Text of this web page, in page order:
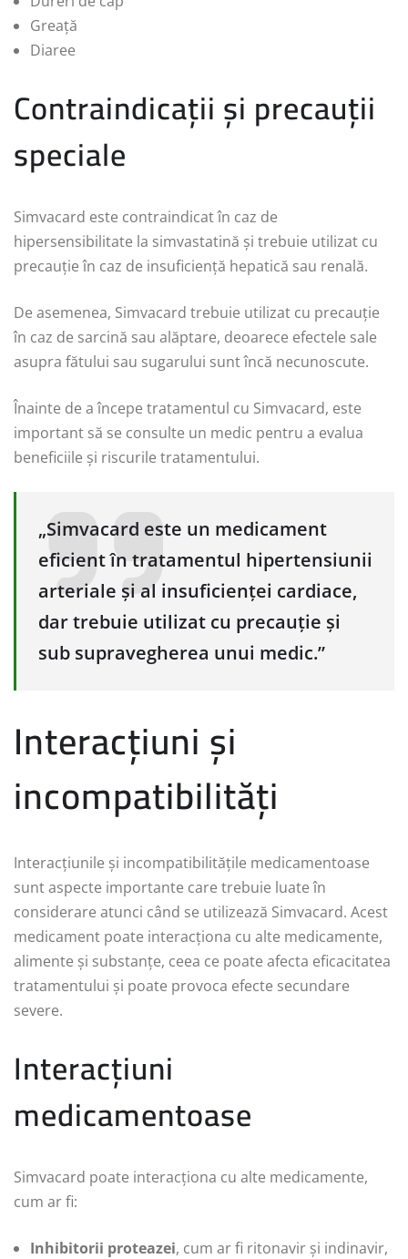
Greață
Diaree
Contraindicații și precauții
speciale
Simvacard este contraindicat în caz de
hipersensibilitate la simvastatină și trebuie utilizat cu
precauție în caz de insuficiență hepatică sau renală.
De asemenea, Simvacard trebuie utilizat cu precauție
în caz de sarcină sau alăptare, deoarece efectele sale
asupra fătului sau sugarului sunt încă necunoscute.
Înainte de a începe tratamentul cu Simvacard, este
important să se consulte un medic pentru a evalua
beneficiile și riscurile tratamentului.
„Simvacard este un medicament
eficient în tratamentul hipertensiunii
arteriale și al insuficienței cardiace,
dar trebuie utilizat cu precauție și
sub supravegherea unui medic.”
Interacțiuni și
incompatibilități
Interacțiunile și incompatibilitățile medicamentoase
sunt aspecte importante care trebuie luate în
considerare atunci când se utilizează Simvacard. Acest
medicament poate interacționa cu alte medicamente,
alimente și substanțe, ceea ce poate afecta eficacitatea
tratamentului și poate provoca efecte secundare
severe.
Interacțiuni
medicamentoase
Simvacard poate interacționa cu alte medicamente,
cum ar fi:
Inhibitorii proteazei, cum ar fi ritonavir și indinavir,